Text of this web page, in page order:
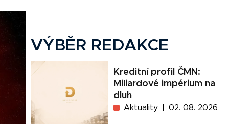
VÝBĚR REDAKCE
Kreditní profil ČMN:
Miliardové impérium na
dluh
Aktuality 02. 08. 2026